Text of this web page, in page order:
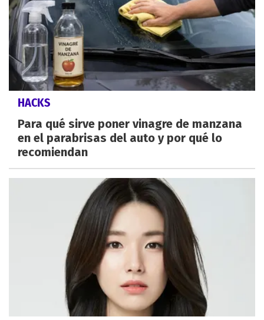
HACKS
Para qué sirve poner vinagre de manzana
en el parabrisas del auto y por qué lo
recomiendan